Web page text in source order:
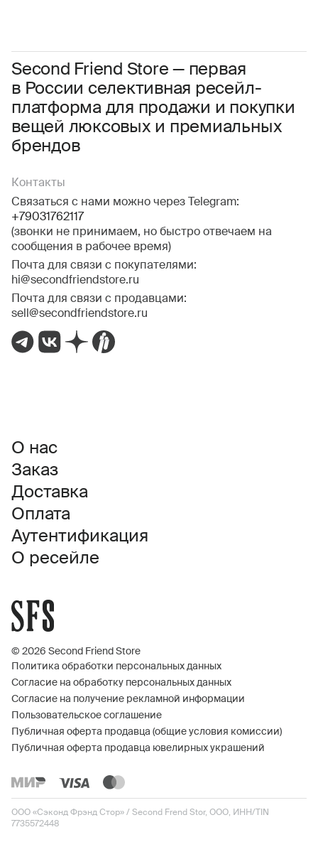
Second Friend Store — первая
в России селективная ресейл-
платформа для продажи и покупки
вещей люксовых и премиальных
брендов
Контакты
Связаться с нами можно через Telegram:
+79031762117
(звонки не принимаем, но быстро отвечаем на
сообщения в рабочее время)
Почта для связи с покупателями:
hi@secondfriendstore.ru
Почта для связи с продавцами:
sell@secondfriendstore.ru
Соглашаюсь с условиями Пользовательского соглашения
Даю согласие на получение рекламной информации.
О нас
Заказ
Доставка
Оплата
Аутентификация
О ресейле
© 2026 Second Friend Store
Политика обработки персональных данных
Согласие на обработку персональных данных
Согласие на получение рекламной информации
Пользовательское соглашение
Публичная оферта продавца (общие условия комиссии)
Публичная оферта продавца ювелирных украшений
ООО «Сэконд Фрэнд Стор» / Second Frend Stor, ООО, ИНН/TIN
7735572448